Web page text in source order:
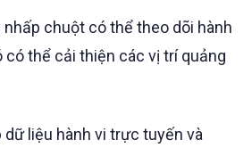
nhấp chuột có thể theo dõi hành
có thể cải thiện các vị trí quảng
dữ liệu hành vi trực tuyến và